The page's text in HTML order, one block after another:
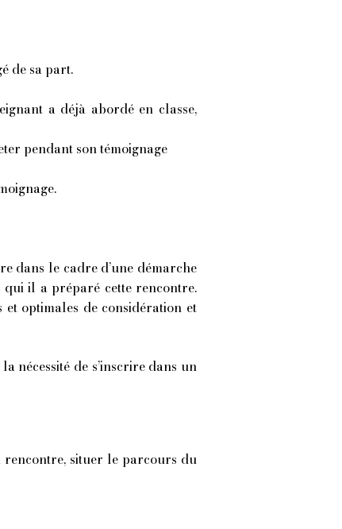
de sa part.
a déjà abordé en classe,
pendant son témoignage
dans le cadre d’une démarche
qui il a préparé cette rencontre.
et optimales de considération et
nécessité de s’inscrire dans un
situer le parcours du